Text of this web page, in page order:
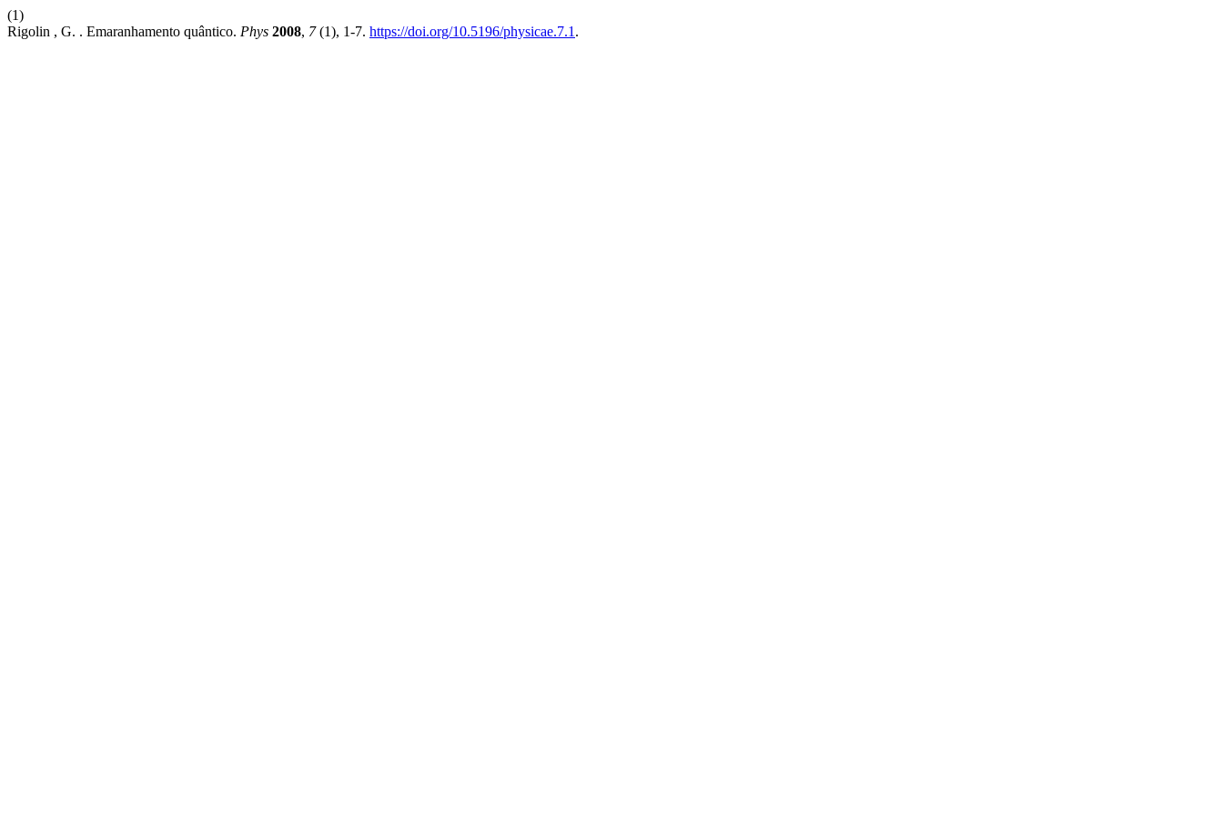
(1)
Rigolin , G. . Emaranhamento quântico. Phys 2008, 7(1), 1-7. https://doi.org/10.5196/physicae.7.1 .